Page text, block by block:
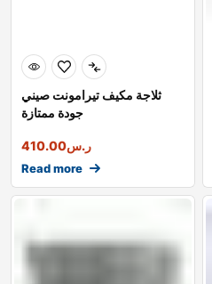
ثلاجة مكيف تيرامونت صيني
جودة ممتازة
ر.س410.00
Read more